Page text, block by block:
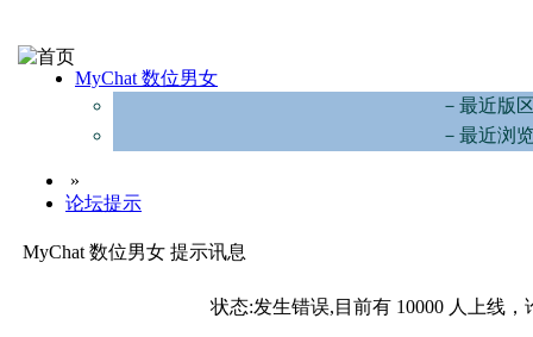
MyChat 数位男女
－最近版
－最近浏
»
论坛提示
MyChat 数位男女 提示讯息
状态:发生错误,目前有 10000 人上线